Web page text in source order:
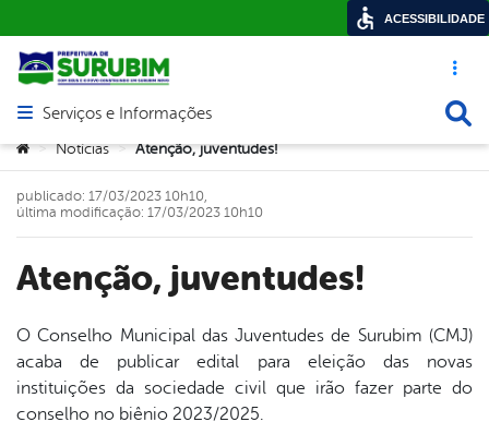
Acesso
Abrir menu principal de navegação
Serviços e Informações
Você está aqui:
> Notícias > Atenção, juventudes!
Atenção, juventudes!
publicado: 17/03/2023 10h10,
última modificação: 17/03/2023 10h10
O Conselho Municipal das Juventudes de Surubim (CMJ)
acaba de publicar edital para eleição das novas
instituições da sociedade civil que irão fazer parte do
conselho no biênio 2023/2025.
ACESSIBILIDADE